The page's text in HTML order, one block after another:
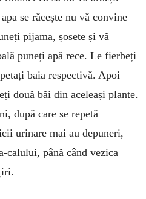
se răcește nu vă con­vine
pijama, șosete și vă
puneți apă rece. Le fier­beți
baia respec­tivă. Apoi
două băi din ace­leași plante.
după care se repetă
urinare mai au depuneri,
calului, până când vezica